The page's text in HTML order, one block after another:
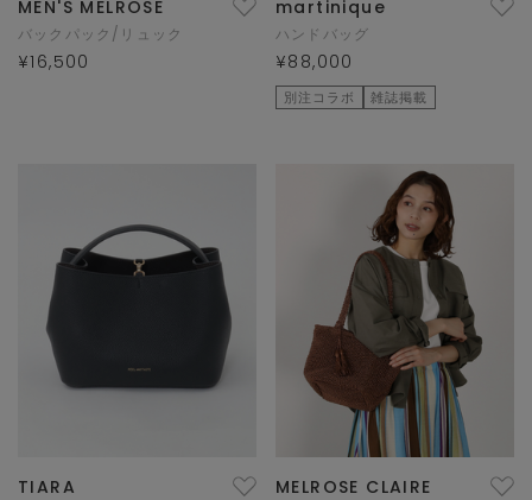
MEN'S MELROSE
バックパック/リュック
¥16,500
martinique
ハンドバッグ
¥88,000
別注コラボ 雑誌掲載
TIARA MELROSE CLAIRE